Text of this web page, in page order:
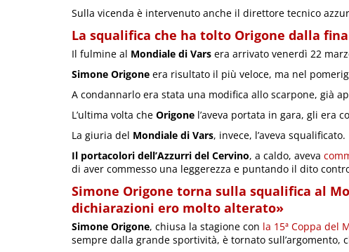
Sulla vicenda è intervenuto anche il direttore tecnico
La squalifica che ha tolto Origone dalla
Il fulmine al Mondiale di Vars era arrivato venerdì 22
Simone Origone era risultato il più veloce, ma nel
A condannarlo era stata una modifica allo scarpone, già
L’ultima volta che Origone l’aveva portata in gara, gli era
La giuria del Mondiale di Vars, invece, l’aveva squalificato.
Il portacolori dell’Azzurri del Cervino, a caldo, aveva
di aver commesso una leggerezza e puntando il dito
Simone Origone torna sulla squalifica al
dichiarazioni ero molto alterato»
Simone Origone, chiusa la stagione con la 15ª Coppa del
sempre dalla grande sportività, è tornato sull’argomento,